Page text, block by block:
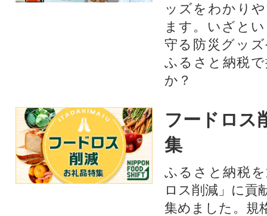
ッズをわかり
ます。いざと
守る防災グッ
ふるさと納税
か？
フードロス
集
ふるさと納税
ロス削減」に貢
集めました。規